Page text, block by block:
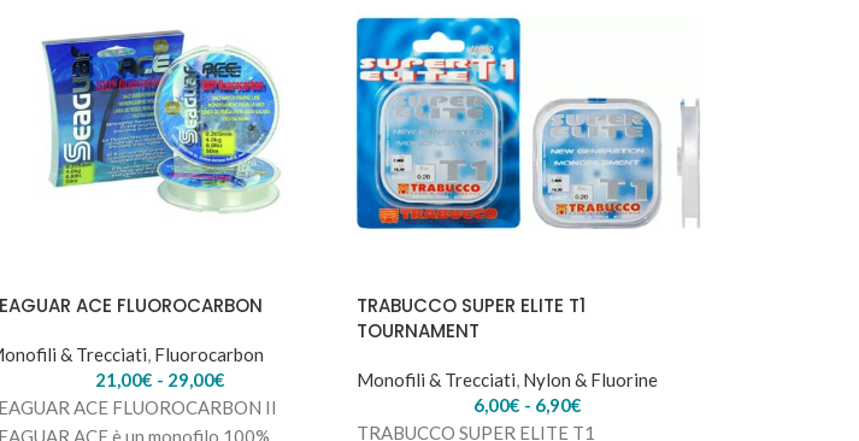
ACE FLUOROCARBON
& Trecciati Fluorocarbon
21,00€ - 29,00€
ACE FLUOROCARBON Il
ACE è un monofilo 100%
TRABUCCO SUPER ELITE T1
TOURNAMENT
Monofili & Trecciati Nylon & Fluorine
6,00€ - 6,90€
TRABUCCO SUPER ELITE T1